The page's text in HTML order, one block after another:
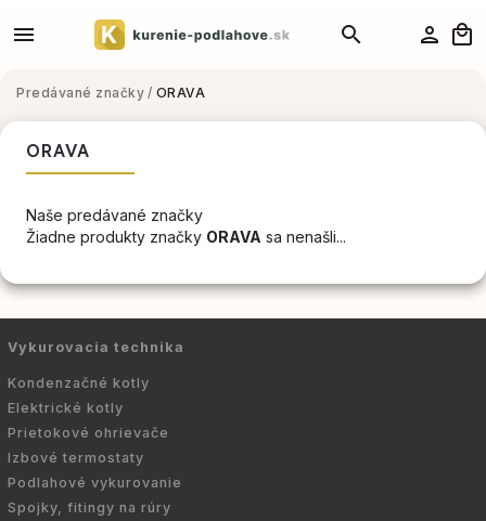
Predávané značky / ORAVA
ORAVA
Naše predávané značky
Žiadne produkty značky ORAVA sa nenašli...
Vykurovacia technika
Kondenzačné kotly
Elektrické kotly
Prietokové ohrievače
Izbové termostaty
Podlahové vykurovanie
Spojky, fitingy na rúry